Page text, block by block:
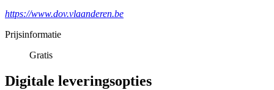
https://www.dov.vlaanderen.be
Prijsinformatie
Gratis
Digitale leveringsopties